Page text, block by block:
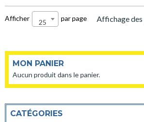
Afficher 25 par page Affichage
MON PANIER
Aucun produit dans le panier.
CATÉGORIES